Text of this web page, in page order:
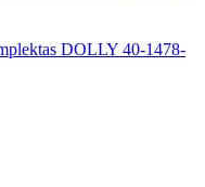
DOLLY 40-1478-